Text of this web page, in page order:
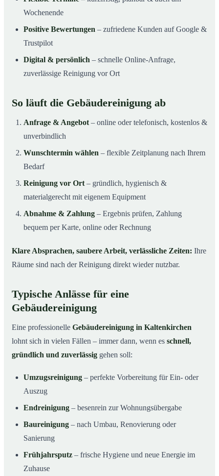
Wochenende
Positive Bewertungen – zufriedene Kunden auf Google &
Trustpilot
Digital & persönlich – schnelle Online-Anfrage,
zuverlässige Reinigung vor Ort
So läuft die Gebäudereinigung ab
Anfrage & Angebot – online oder telefonisch, kostenlos &
unverbindlich
Wunschtermin wählen – flexible Zeitplanung nach Ihrem
Bedarf
Reinigung vor Ort – gründlich, hygienisch &
materialgerecht mit eigenem Equipment
Abnahme & Zahlung – Ergebnis prüfen, Zahlung
bequem per Karte, online oder Rechnung
Klare Absprachen, saubere Arbeit, verlässliche Zeiten: Ihre
Räume sind nach der Reinigung direkt wieder nutzbar.
Typische Anlässe für eine
Gebäudereinigung
Eine professionelle Gebäudereinigung in Kaltenkirchen
lohnt sich in vielen Fällen – immer dann, wenn es schnell,
gründlich und zuverlässig gehen soll:
Umzugsreinigung – perfekte Vorbereitung für Ein- oder
Auszug
Endreinigung – besenrein zur Wohnungsübergabe
Baureinigung – nach Umbau, Renovierung oder
Sanierung
Frühjahrsputz – frische Hygiene und neue Energie im
Zuhause